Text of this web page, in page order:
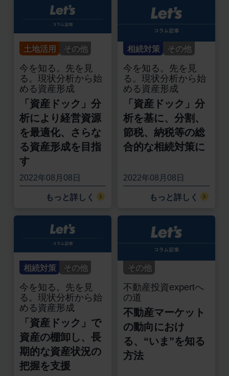
土地活用 その他
今を知る。先を見
る。現状分析から始
める資産形成
「資産ドック」分
析により経営資源
を最適化、さらな
る資産形成を目指
す
2022年08月08日
もっと詳しく
相続対策 その他
今を知る。先を見
る。現状分析から始
める資産形成
「資産ドック」分
析を基に、分割、
節税、納税等の総
合的な相続対策に
2022年08月08日
もっと詳しく
相続対策 その他
今を知る。先を見
る。現状分析から始
める資産形成
「資産ドック」で
資産の棚卸し、長
期的な資産状況の
把握を支援
その他
不動産投資expertへ
の道
不動産マーケット
の動向におけ
る、“いま”を知る
方法